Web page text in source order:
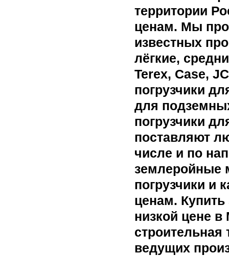
территории
ценам. Мы
известных
лёгкие,
Terex, Case,
погрузчики
для
погрузчики
поставляют
числе и по
землеройные
погрузчики и
ценам.
низкой цене
строительная
ведущих